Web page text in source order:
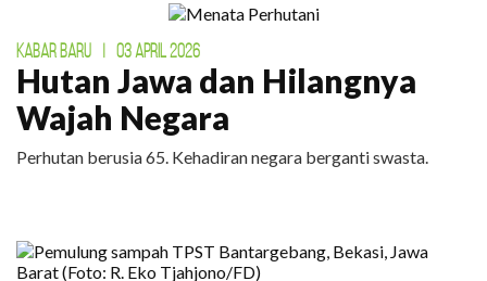
KABAR BARU 03 APRIL 2026
Hutan Jawa dan Hilangnya
Wajah Negara
Perhutan berusia 65. Kehadiran negara berganti swasta.